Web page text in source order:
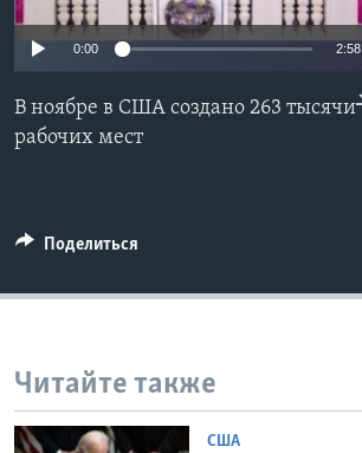
Learning English
СОЦИАЛЬНЫЕ СЕТИ
0:00 2:58
В ноябре в США создано 263 тысячи
рабочих мест
Поделиться
Читайте также
США